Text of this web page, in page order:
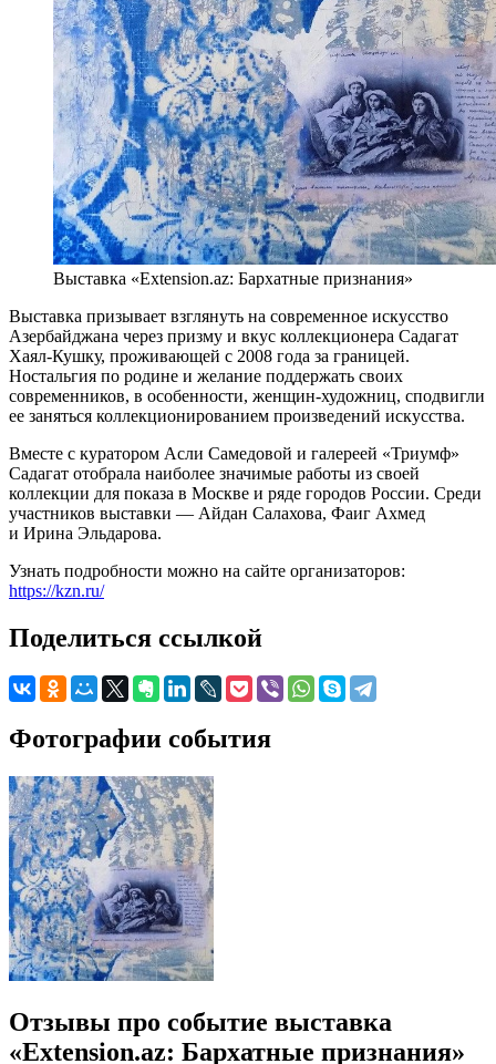
Выставка «Extension.az: Бархатные признания»
Выставка призывает взглянуть на современное искусство
Азербайджана через призму и вкус коллекционера Садагат
Хаял-Кушку, проживающей с 2008 года за границей.
Ностальгия по родине и желание поддержать своих
современников, в особенности, женщин-художниц, сподвигли
ее заняться коллекционированием произведений искусства.
Вместе с куратором Асли Самедовой и галереей «Триумф»
Садагат отобрала наиболее значимые работы из своей
коллекции для показа в Москве и ряде городов России. Среди
участников выставки — Айдан Салахова, Фаиг Ахмед
и Ирина Эльдарова.
Узнать подробности можно на сайте организаторов:
https://kzn.ru/
Поделиться ссылкой
Фотографии события
Отзывы про событие выставка
«Extension.az: Бархатные признания»